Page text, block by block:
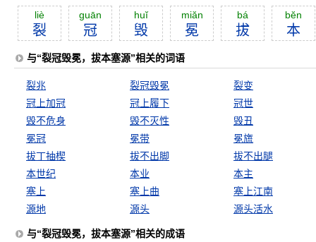
liè
裂
guān
冠
huĭ
毁
miăn
冕
bá
拔
bĕn
本
与“裂冠毁冕，拔本塞源”相关的词语
裂兆 裂冠毁冕
裂变
冠上加冠
冠上履下
冠世
毁不危身
毁不灭性
毁丑
冕冠
冕带
冕旒
拔丁抽楔
拔不出脚
拔不出腿
本世纪
本业
本主
塞上
塞上曲
塞上江南
源地
源头 源头活水
与“裂冠毁冕，拔本塞源”相关的成语